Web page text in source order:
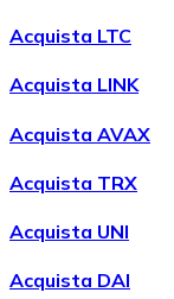
Acquista LTC
Acquista LINK
Acquista AVAX
Acquista TRX
Acquista UNI
Acquista DAI